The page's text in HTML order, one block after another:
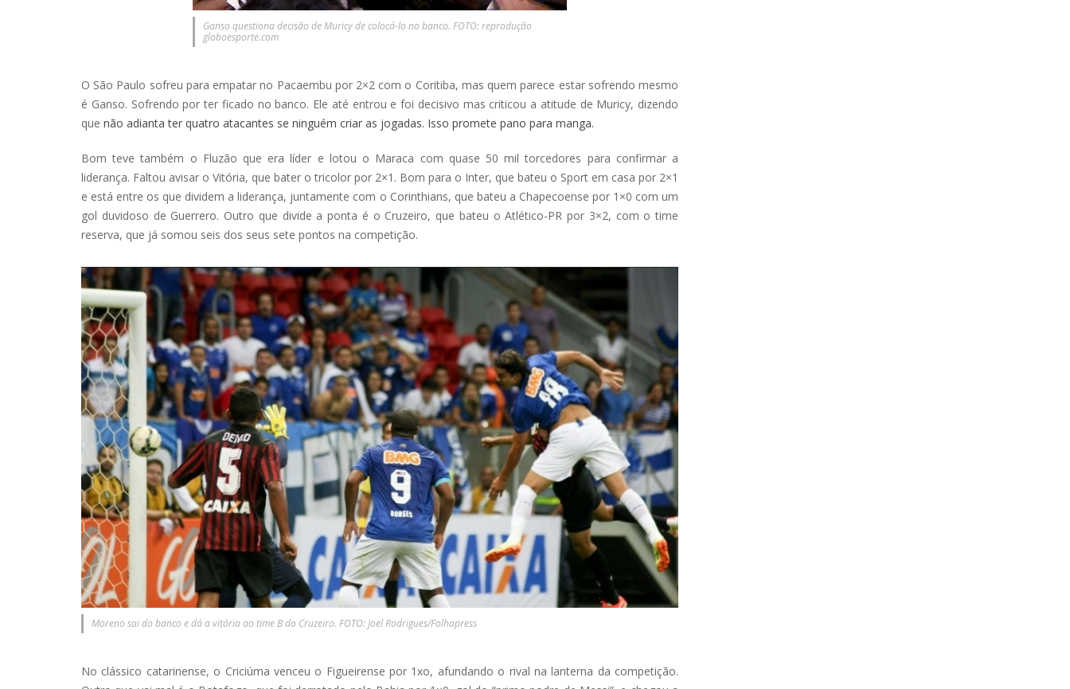
Ganso questiona decisão de Muricy de colocá-lo no banco. FOTO: reprodução
globoesporte.com
O São Paulo sofreu para empatar no Pacaembu por 2×2 com o Coritiba, mas quem parece estar sofrendo mesmo
é Ganso. Sofrendo por ter ficado no banco. Ele até entrou e foi decisivo mas criticou a atitude de Muricy, dizendo
que não adianta ter quatro atacantes se ninguém criar as jogadas. Isso promete pano para manga.
Bom teve também o Fluzão que era líder e lotou o Maraca com quase 50 mil torcedores para confirmar a
liderança. Faltou avisar o Vitória, que bater o tricolor por 2×1. Bom para o Inter, que bateu o Sport em casa por 2×1
e está entre os que dividem a liderança, juntamente com o Corinthians, que bateu a Chapecoense por 1×0 com um
gol duvidoso de Guerrero. Outro que divide a ponta é o Cruzeiro, que bateu o Atlético-PR por 3×2, com o time
reserva, que já somou seis dos seus sete pontos na competição.
Moreno sai do banco e dá a vitória ao time B do Cruzeiro. FOTO: Joel Rodrigues/Folhapress
No clássico catarinense, o Criciúma venceu o Figueirense por 1xo, afundando o rival na lanterna da competição.